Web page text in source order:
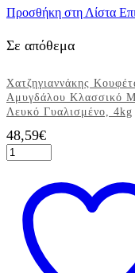
Προσθήκη στη Λίστα
Σε απόθεμα
Χατζηγιαννάκης
Αμυγδάλου Κλασσικό
Λευκό Γυαλισμένο, 4kg
48,59€
Χατζηγιαννάκης
Κουφέτα
Κλασσικό
Μidi
Λευκό
Γυαλισμένο,
ποσότητα